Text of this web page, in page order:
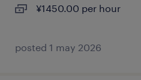
¥1450.00 per hour
posted 1 may 2026